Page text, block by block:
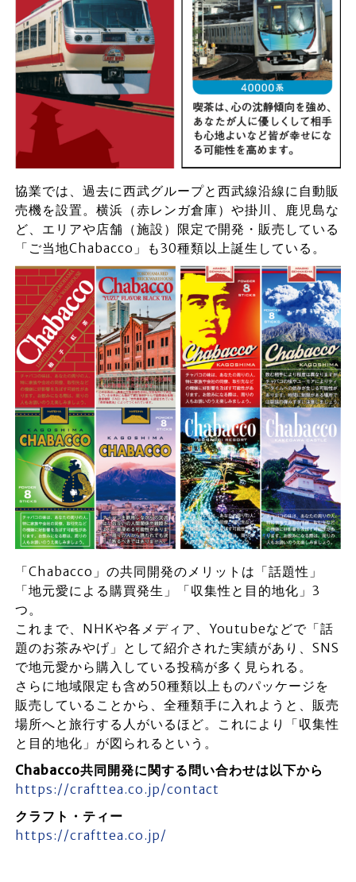
協業では、過去に西武グループと西武線沿線に自動販
売機を設置。横浜（赤レンガ倉庫）や掛川、鹿児島な
ど、エリアや店舗（施設）限定で開発・販売している
「ご当地Chabacco」も30種類以上誕生している。
「Chabacco」の共同開発のメリットは「話題性」
「地元愛による購買発生」「収集性と目的地化」3
つ。
これまで、NHKや各メディア、Youtubeなどで「話
題のお茶みやげ」として紹介された実績があり、SNS
で地元愛から購入している投稿が多く見られる。
さらに地域限定も含め50種類以上ものパッケージを
販売していることから、全種類手に入れようと、販売
場所へと旅行する人がいるほど。これにより「収集性
と目的地化」が図られるという。
Chabacco共同開発に関する問い合わせは以下から
https://crafttea.co.jp/contact
クラフト・ティー
https://crafttea.co.jp/